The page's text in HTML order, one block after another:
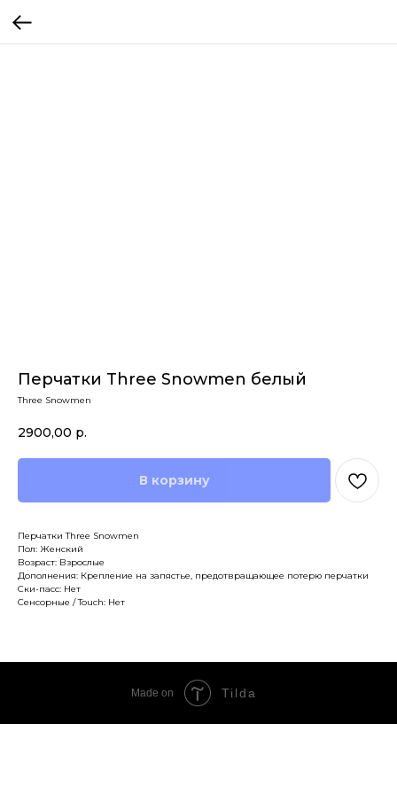
Перчатки Three Snowmen белый
Three Snowmen
2900,00 р.
В корзину
Перчатки Three Snowmen
Пол: Женский
Возраст: Взрослые
Дополнения: Крепление на запястье, предотвращающее потерю перчатки
Ски-пасс: Нет
Сенсорные / Touch: Нет
Made on Tilda